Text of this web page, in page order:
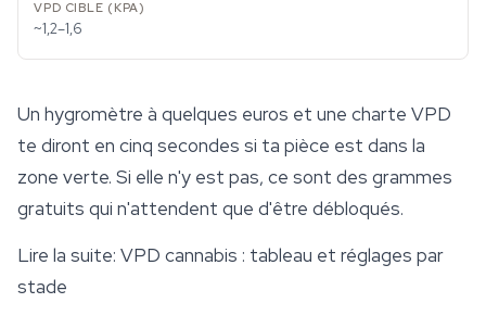
~1,2–1,6
Un hygromètre à quelques euros et une charte VPD
te diront en cinq secondes si ta pièce est dans la
zone verte. Si elle n'y est pas, ce sont des grammes
gratuits qui n'attendent que d'être débloqués.
Lire la suite: VPD cannabis : tableau et réglages par
stade